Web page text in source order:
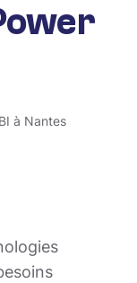
à Nantes